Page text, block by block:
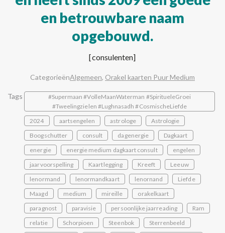
en betrouwbare naam
opgebouwd.
[consulenten]
CategorieënAlgemeen, Orakel kaarten Puur Medium
Tags
#Supermaan #VolleMaanWaterman #SpiritueleGroei
#Tweelingzielen #Lughnasadh #CosmischeLiefde
2024
aartsengelen astrologe
Astrologie
Boogschutter
consult dagenergie
Dagkaart
energie
energie medium dagkaart consult
engelen
jaarvoorspelling
Kaartlegging Kreeft
Leeuw
lenormand
lenormandkaart lenornand
Liefde
Maagd
medium mireille
orakelkaart
paragnost
paravisie persoonlijke jaarreading
Ram
relatie
Schorpioen Steenbok
Sterrenbeeld